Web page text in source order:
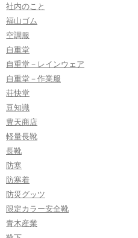
社内のこと
福山ゴム
空調服
自重堂
自重堂－レインウェア
自重堂－作業服
荘快堂
豆知識
豊天商店
軽量長靴
長靴
防寒
防寒着
防災グッツ
限定カラー安全靴
青木産業